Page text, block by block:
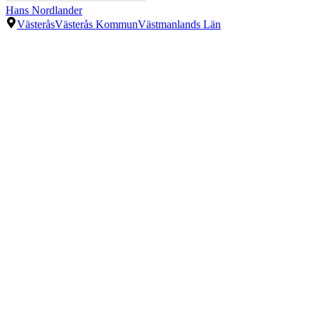
Hans Nordlander
VästeråsVästerås KommunVästmanlands Län